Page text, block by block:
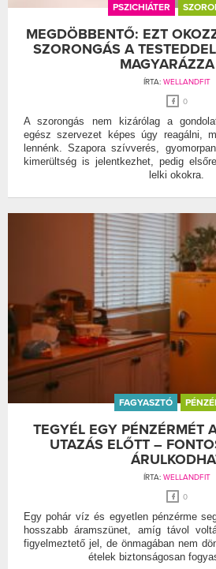
PSZICHIÁTER
MEGDÖBBENTŐ: EZT
SZORONGÁS A
ÍRTA: WELLANDFIT
0
A szorongás nem kizárólag a
egész szervezet képes úgy reagálni,
lennénk. Szapora szívverés,
kimerültség is jelentkezhet, pedig
lelki okokra.
FAGYASZTÓ
TEGYÉL EGY PÉNZÉRMÉT
UTAZÁS ELŐTT –
ÍRTA: WELLANDFIT
0
Egy pohár víz és egyetlen pénzérme
hosszabb áramszünet, amíg távol
figyelmeztető jel, de önmagában nem
ételek biztonságosan